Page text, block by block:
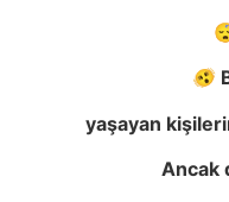
🫨
yaşayan
Ancak